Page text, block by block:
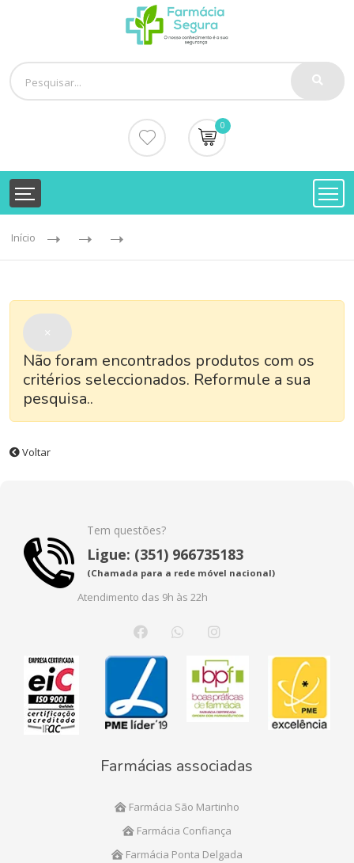
0
Início
×
Não foram encontrados produtos com os
critérios seleccionados. Reformule a sua
pesquisa..
Voltar
Tem questões?
Ligue: (351) 966735183
(Chamada para a rede móvel nacional)
Atendimento das 9h às 22h
Farmácias associadas
Farmácia São Martinho
Farmácia Confiança
Farmácia Ponta Delgada